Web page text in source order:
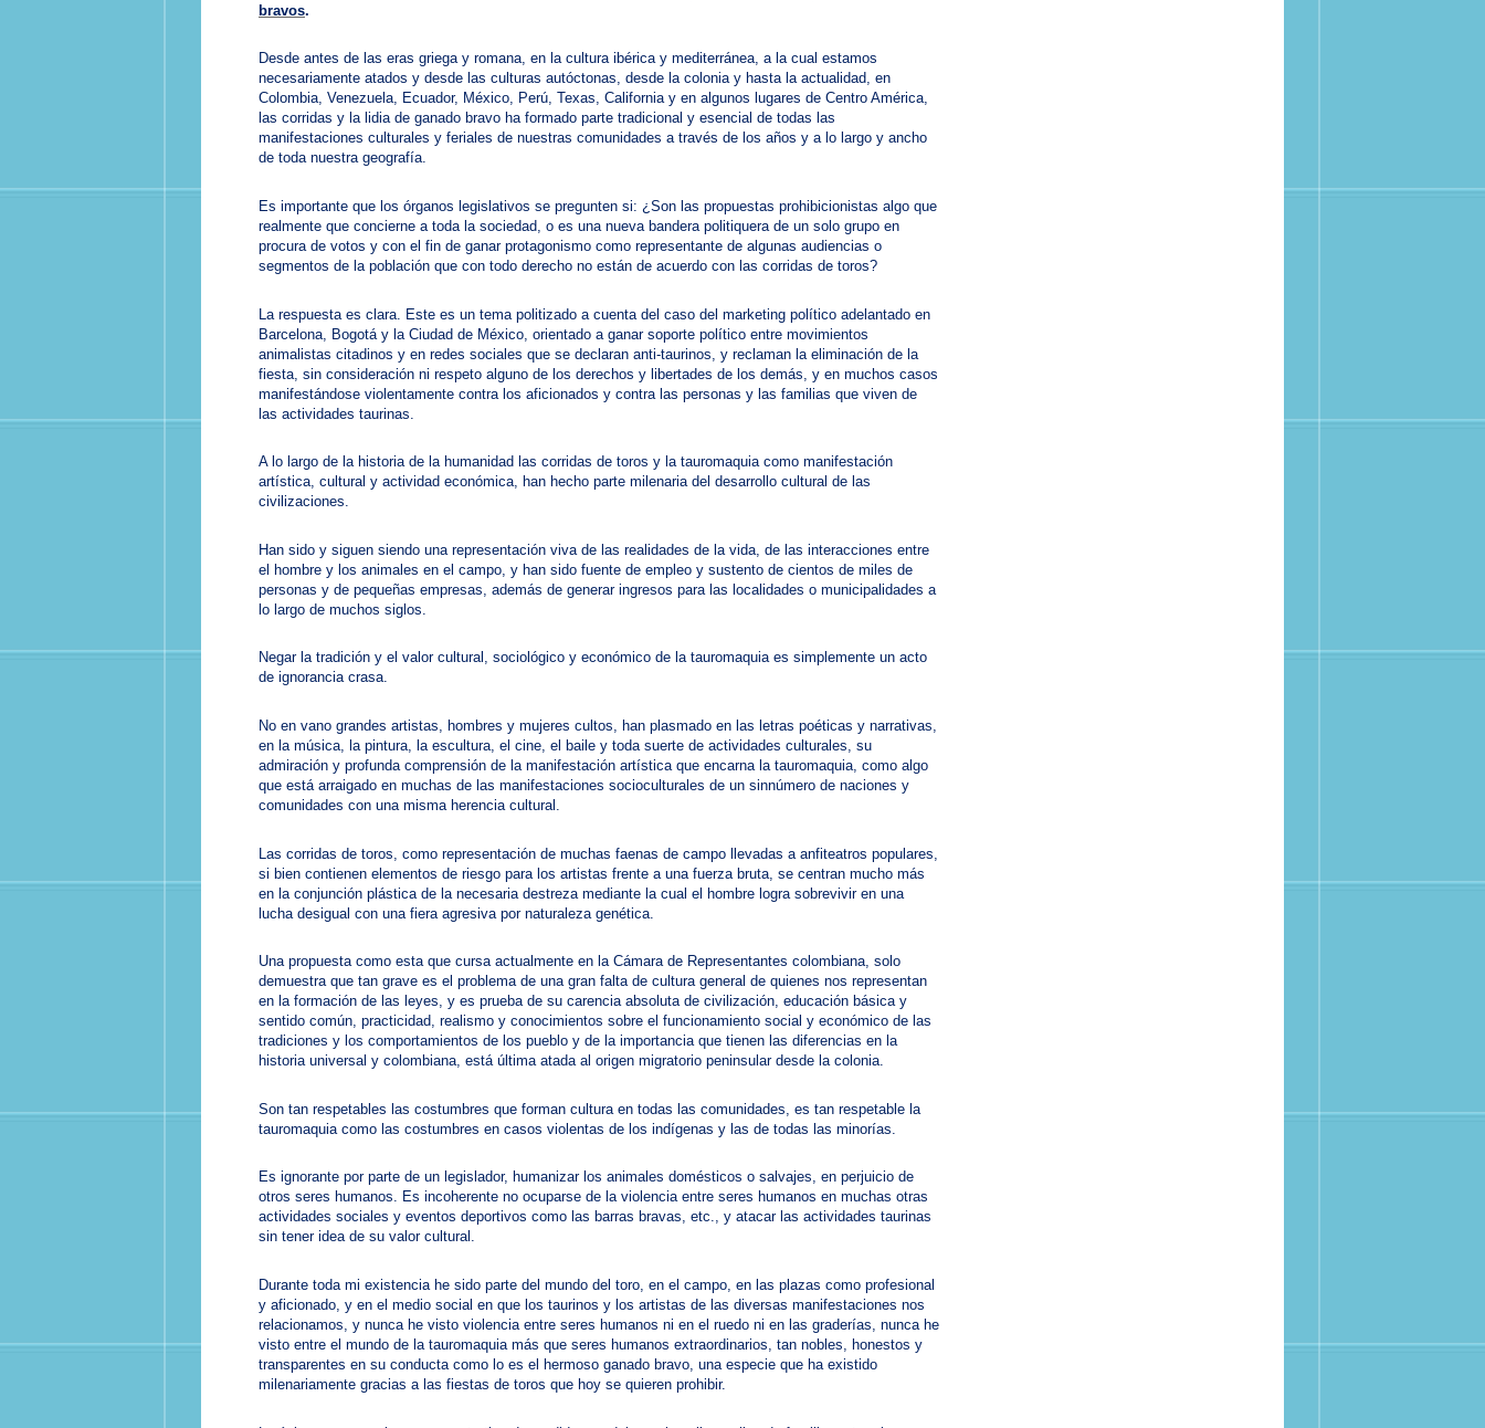
bravos.
Desde antes de las eras griega y romana, en la cultura ibérica y mediterránea, a la cual estamos
necesariamente atados y desde las culturas autóctonas, desde la colonia y hasta la actualidad, en
Colombia, Venezuela, Ecuador, México, Perú, Texas, California y en algunos lugares de Centro América,
las corridas y la lidia de ganado bravo ha formado parte tradicional y esencial de todas las
manifestaciones culturales y feriales de nuestras comunidades a través de los años y a lo largo y ancho
de toda nuestra geografía.
Es importante que los órganos legislativos se pregunten si: ¿Son las propuestas prohibicionistas algo que
realmente que concierne a toda la sociedad, o es una nueva bandera politiquera de un solo grupo en
procura de votos y con el fin de ganar protagonismo como representante de algunas audiencias o
segmentos de la población que con todo derecho no están de acuerdo con las corridas de toros?
La respuesta es clara. Este es un tema politizado a cuenta del caso del marketing político adelantado en
Barcelona, Bogotá y la Ciudad de México, orientado a ganar soporte político entre movimientos
animalistas citadinos y en redes sociales que se declaran anti-taurinos, y reclaman la eliminación de la
fiesta, sin consideración ni respeto alguno de los derechos y libertades de los demás, y en muchos casos
manifestándose violentamente contra los aficionados y contra las personas y las familias que viven de
las actividades taurinas.
A lo largo de la historia de la humanidad las corridas de toros y la tauromaquia como manifestación
artística, cultural y actividad económica, han hecho parte milenaria del desarrollo cultural de las
civilizaciones.
Han sido y siguen siendo una representación viva de las realidades de la vida, de las interacciones entre
el hombre y los animales en el campo, y han sido fuente de empleo y sustento de cientos de miles de
personas y de pequeñas empresas, además de generar ingresos para las localidades o municipalidades a
lo largo de muchos siglos.
Negar la tradición y el valor cultural, sociológico y económico de la tauromaquia es simplemente un acto
de ignorancia crasa.
No en vano grandes artistas, hombres y mujeres cultos, han plasmado en las letras poéticas y narrativas,
en la música, la pintura, la escultura, el cine, el baile y toda suerte de actividades culturales, su
admiración y profunda comprensión de la manifestación artística que encarna la tauromaquia, como algo
que está arraigado en muchas de las manifestaciones socioculturales de un sinnúmero de naciones y
comunidades con una misma herencia cultural.
Las corridas de toros, como representación de muchas faenas de campo llevadas a anfiteatros populares,
si bien contienen elementos de riesgo para los artistas frente a una fuerza bruta, se centran mucho más
en la conjunción plástica de la necesaria destreza mediante la cual el hombre logra sobrevivir en una
lucha desigual con una fiera agresiva por naturaleza genética.
Una propuesta como esta que cursa actualmente en la Cámara de Representantes colombiana, solo
demuestra que tan grave es el problema de una gran falta de cultura general de quienes nos representan
en la formación de las leyes, y es prueba de su carencia absoluta de civilización, educación básica y
sentido común, practicidad, realismo y conocimientos sobre el funcionamiento social y económico de las
tradiciones y los comportamientos de los pueblo y de la importancia que tienen las diferencias en la
historia universal y colombiana, está última atada al origen migratorio peninsular desde la colonia.
Son tan respetables las costumbres que forman cultura en todas las comunidades, es tan respetable la
tauromaquia como las costumbres en casos violentas de los indígenas y las de todas las minorías.
Es ignorante por parte de un legislador, humanizar los animales domésticos o salvajes, en perjuicio de
otros seres humanos. Es incoherente no ocuparse de la violencia entre seres humanos en muchas otras
actividades sociales y eventos deportivos como las barras bravas, etc., y atacar las actividades taurinas
sin tener idea de su valor cultural.
Durante toda mi existencia he sido parte del mundo del toro, en el campo, en las plazas como profesional
y aficionado, y en el medio social en que los taurinos y los artistas de las diversas manifestaciones nos
relacionamos, y nunca he visto violencia entre seres humanos ni en el ruedo ni en las graderías, nunca he
visto entre el mundo de la tauromaquia más que seres humanos extraordinarios, tan nobles, honestos y
transparentes en su conducta como lo es el hermoso ganado bravo, una especie que ha existido
milenariamente gracias a las fiestas de toros que hoy se quieren prohibir.